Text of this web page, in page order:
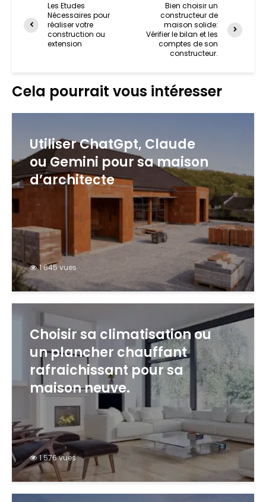
Les Etudes
Nécessaires pour
réaliser votre
construction ou
extension
Bien choisir un
constructeur de
maison solide:
Vérifier le bilan et les
comptes de son
constructeur.
Cela pourrait vous intéresser
Utiliser ChatGpt, Claude
ou Gemini pour sa maison
d’architecte
1 645 vues
Choisir sa climatisation ou
un plancher chauffant
rafraichissant pour sa
maison neuve.
1 576 vues